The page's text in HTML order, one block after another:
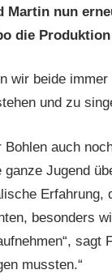
Martin nun
die
wir beide
und zu
auch
Jugend
Erfahrung,
besonders
sagt
mussten.“